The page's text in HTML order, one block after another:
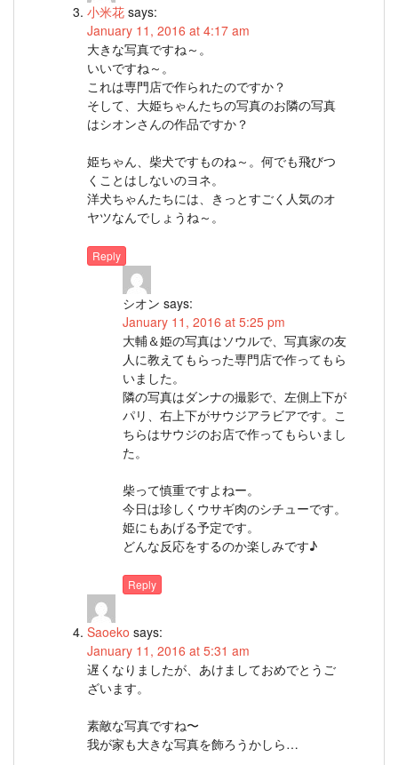
小米花 says:
January 11, 2016 at 4:17 am
大きな写真ですね～。
いいですね～。
これは専門店で作られたのですか？
そして、大姫ちゃんたちの写真のお隣の写真
はシオンさんの作品ですか？
姫ちゃん、柴犬ですものね～。何でも飛びつ
くことはしないのヨネ。
洋犬ちゃんたちには、きっとすごく人気のオ
ヤツなんでしょうね～。
Reply
シオン says:
January 11, 2016 at 5:25 pm
大輔＆姫の写真はソウルで、写真家の友
人に教えてもらった専門店で作ってもら
いました。
隣の写真はダンナの撮影で、左側上下が
パリ、右上下がサウジアラビアです。こ
ちらはサウジのお店で作ってもらいまし
た。
柴って慎重ですよねー。
今日は珍しくウサギ肉のシチューです。
姫にもあげる予定です。
どんな反応をするのか楽しみです♪
Reply
Saoeko says:
January 11, 2016 at 5:31 am
遅くなりましたが、あけましておめでとうご
ざいます。
素敵な写真ですね〜
我が家も大きな写真を飾ろうかしら…